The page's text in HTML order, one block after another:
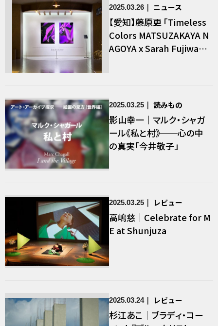
2025.03.26 ニュース
【愛知】藤原更 「Timeless
Colors MATSUZAKAYA N
AGOYA x Sarah Fujiwar
2025.03.25 読みもの
影山幸一｜マルク・シャガ
ール《私と村》──心の中
の真実「今井敬子」
2025.03.25 レビュー
高嶋慈｜Celebrate for M
E at Shunjuza
2025.03.24 レビュー
杉江あこ｜ブラディ・コー